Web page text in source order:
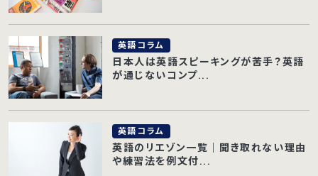
英語コラム
日本人は英語スピーキングが苦手？英語
が通じないコンプ...
英語コラム
英語のリエゾン一覧｜聞き取れない理由
や練習法を例文付...